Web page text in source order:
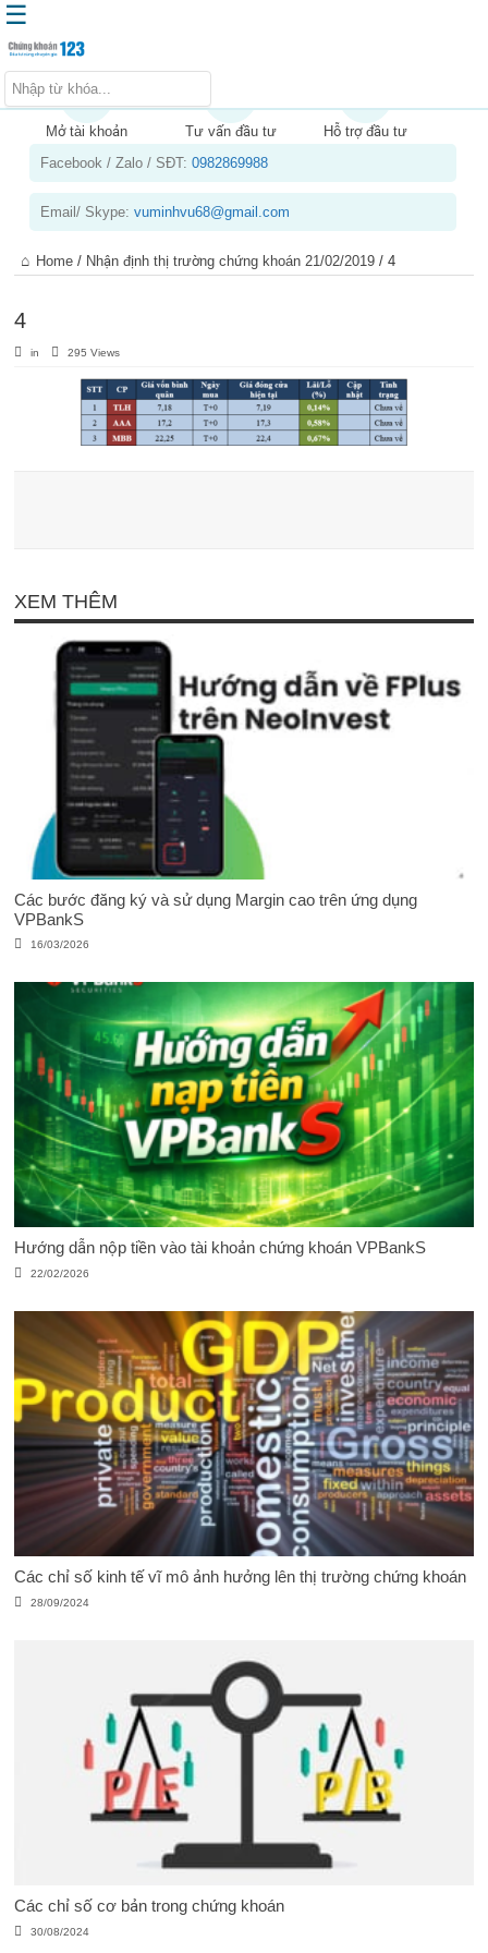
Trang chủ
Kiến thức chứng khoán
Kinh nghiệm đầu tư
Sản phẩm – dịch vụ
Chứng khoán phái sinh
☰
Mở tài khoản Tư vấn đầu tư
Hỗ trợ đầu tư
Facebook / Zalo / SĐT:0982869988
Email/ Skype:vuminhvu68@gmail.com
Home / Nhận định thị trường chứng khoán 21/02/2019 /4
4
in 295 Views
XEM THÊM
Các bước đăng ký và sử dụng Margin cao trên ứng dụng
VPBankS
16/03/2026
Hướng dẫn nộp tiền vào tài khoản chứng khoán VPBankS
22/02/2026
Các chỉ số kinh tế vĩ mô ảnh hưởng lên thị trường chứng khoán
28/09/2024
Các chỉ số cơ bản trong chứng khoán
30/08/2024